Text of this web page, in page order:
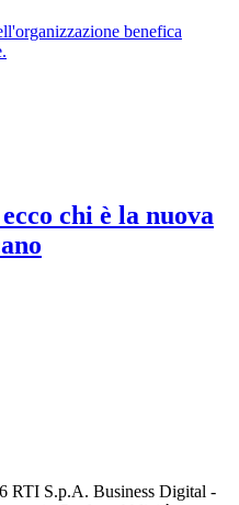
benefica
chi è la nuova
RTI S.p.A. Business Digital -